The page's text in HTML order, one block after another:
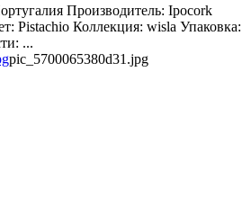
Производитель: Ipocork
Pistachio Коллекция: wisla Упаковка:
...
pic_5700065380d31.jpg